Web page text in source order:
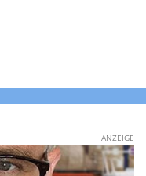
ANZEIGE